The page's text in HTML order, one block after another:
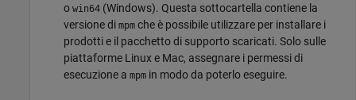
o win64 (Windows). Questa sottocartella contiene la
versione di mpm che è possibile utilizzare per installare i
prodotti e il pacchetto di supporto scaricati. Solo sulle
piattaforme Linux e Mac, assegnare i permessi di
esecuzione a mpm in modo da poterlo eseguire.